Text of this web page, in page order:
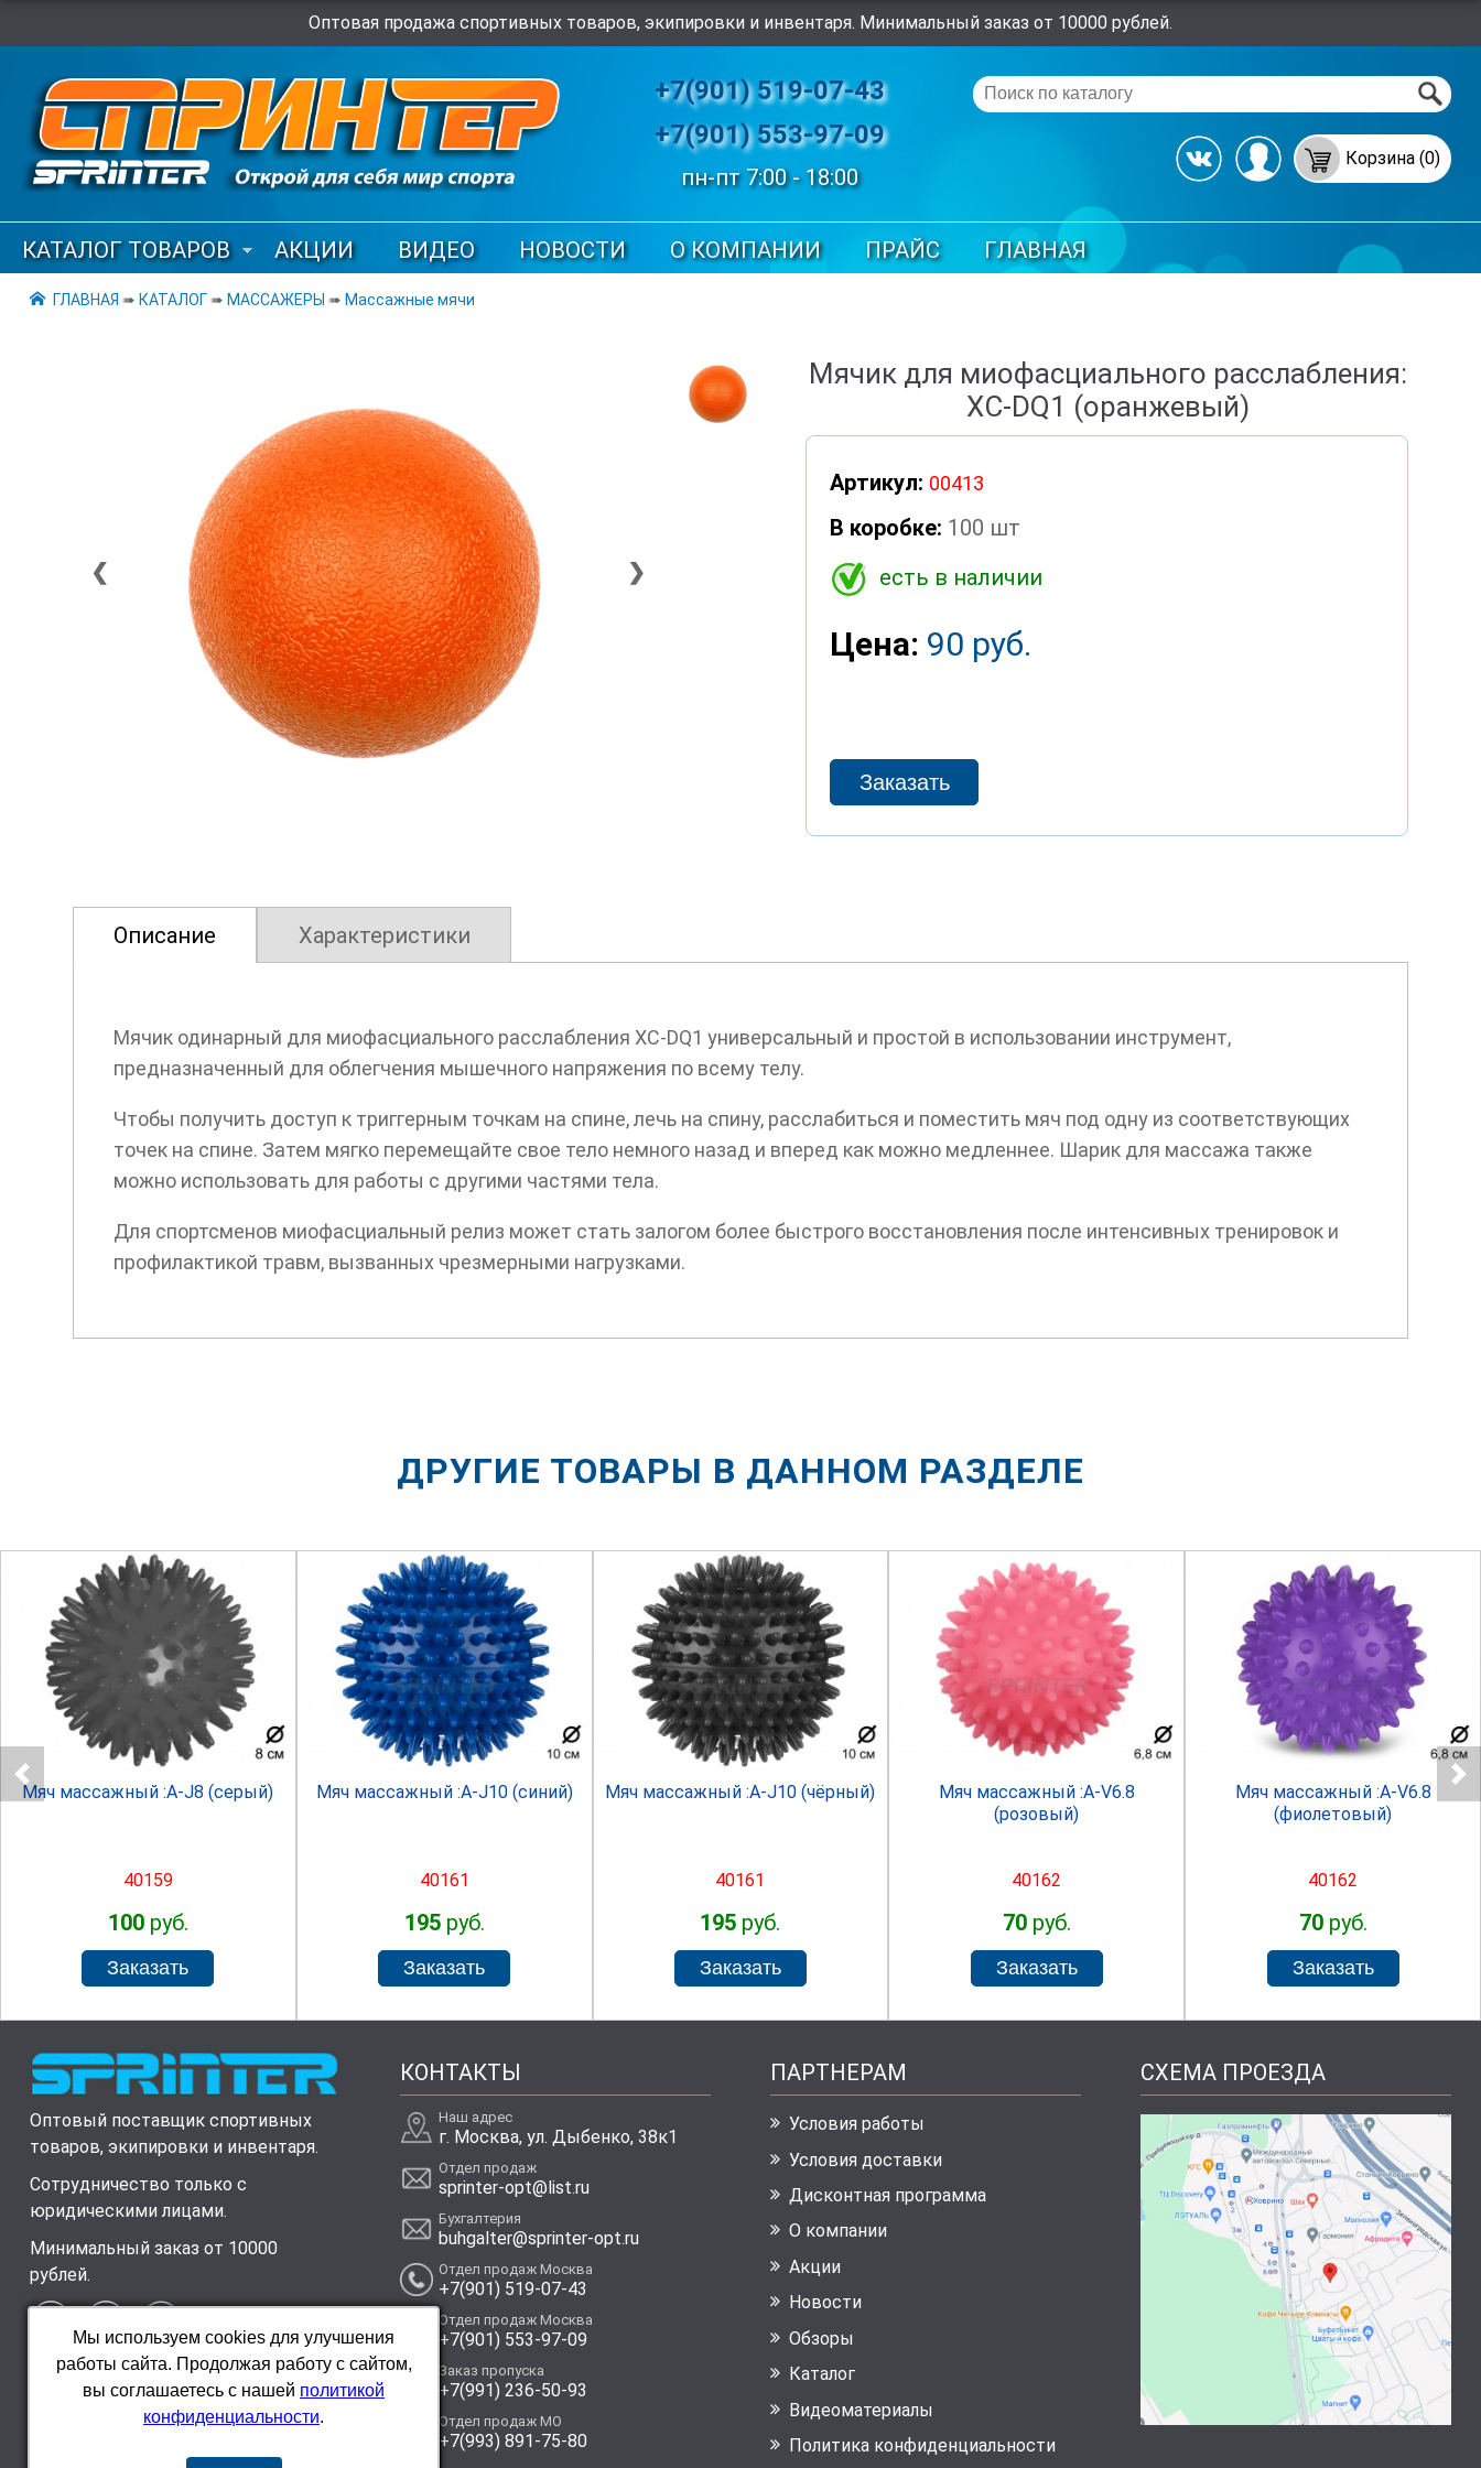
Мы используем cookies для улучшения
работы сайта. Продолжая работу с сайтом,
вы соглашаетесь с нашей политикой
конфиденциальности.
Оптовая продажа спортивных товаров, экипировки и инвентаря. Минимальный заказ от 10000 рублей.
+7(901) 519-07-43
+7(901) 553-97-09
пн-пт 7:00 - 18:00
Корзина (0)
КАТАЛОГ ТОВАРОВ АКЦИИ ВИДЕО НОВОСТИ О КОМПАНИИ ПРАЙС ГЛАВНАЯ
ГЛАВНАЯ ➠ КАТАЛОГ➠ МАССАЖЕРЫ ➠ Массажные мячи
❮ ❯
Мячик для миофасциального расслабления:
XC-DQ1 (оранжевый)
Артикул: 00413
В коробке: 100 шт
есть в наличии
Цена: 90 руб.
Описание Характеристики
Мячик одинарный для миофасциального расслабления XC-DQ1 универсальный и простой в использовании инструмент,
предназначенный для облегчения мышечного напряжения по всему телу.
Чтобы получить доступ к триггерным точкам на спине, лечь на спину, расслабиться и поместить мяч под одну из соответствующих
точек на спине. Затем мягко перемещайте свое тело немного назад и вперед как можно медленнее. Шарик для массажа также
можно использовать для работы с другими частями тела.
Для спортсменов миофасциальный релиз может стать залогом более быстрого восстановления после интенсивных тренировок и
профилактикой травм, вызванных чрезмерными нагрузками.
ДРУГИЕ ТОВАРЫ В ДАННОМ РАЗДЕЛЕ
SPRINTER
Мяч массажный :A-J8 (серый)
40159
100руб.
SPRINTER
Мяч массажный :A-J10 (синий)
40161
195руб.
SPRINTER
Мяч массажный :A-J10 (чёрный)
40161
195 руб.
SPRINTER
Мяч массажный :A-V6.8
(розовый)
40162
70руб.
SPRINTER
Мяч массажный :A-V6.8
(фиолетовый)
40162
70руб.
Оптовый поставщик спортивных
товаров, экипировки и инвентаря.
Сотрудничество только с
юридическими лицами.
Минимальный заказ от 10000
рублей.
КОНТАКТЫ
Наш адрес
г. Москва, ул. Дыбенко, 38к1
Отдел продаж
sprinter-opt@list.ru
Бухгалтерия
buhgalter@sprinter-opt.ru
Отдел продаж Москва
+7(901) 519-07-43
Отдел продаж Москва
+7(901) 553-97-09
Заказ пропуска
+7(991) 236-50-93
Отдел продаж МО
+7(993) 891-75-80
ПАРТНЕРАМ
Условия работы
Условия доставки
Дисконтная программа
О компании
Акции
Новости
Обзоры
Каталог
Видеоматериалы
Политика конфиденциальности
СХЕМА ПРОЕЗДА